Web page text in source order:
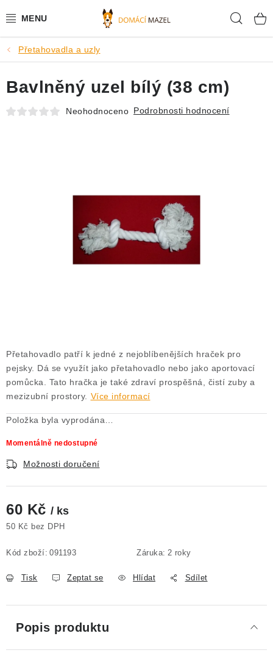
na
DOPORUČUJEME
VÝPRODEJ SKLADU
PSI
HODNOCENÍ OBCHODU
DOPRAVA PO OSTRAVĚ, HLUČÍNĚ A OKOLÍ
Přetahovadla a uzly
Přetahovadlo patří k jedné z nejoblíbenějších hraček pro
pejsky. Dá se využít jako přetahovadlo nebo jako aportovací
pomůcka. Tato hračka je také zdraví prospěšná, čistí zuby a
mezizubní prostory. Více informací
Položka byla vyprodána…
Momentálně nedostupné
Možnosti doručení
60 Kč / ks
50 Kč bez DPH
Kód zboží: 091193 Záruka: 2 roky
Tisk Zeptat se Hlídat Sdílet
Bavlněný uzel bílý (38 cm)
Neohodnoceno Podrobnosti hodnocení
Popis produktu